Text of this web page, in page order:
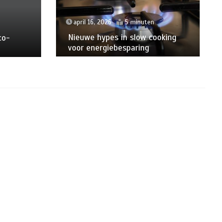
april 16, 2026 5 minuten
Nieuwe hypes in slow cooking
voor energiebesparing